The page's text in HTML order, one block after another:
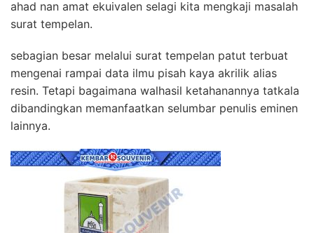
ahad nan amat ekuivalen selagi kita mengkaji masalah
surat tempelan.
sebagian besar melalui surat tempelan patut terbuat
mengenai rampai data ilmu pisah kaya akrilik alias
resin. Tetapi bagaimana walhasil ketahanannya tatkala
dibandingkan memanfaatkan selumbar penulis eminen
lainnya.